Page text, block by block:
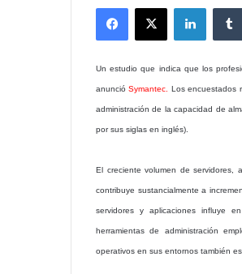
Facebook
X
Un estudio que indica que los
anuncióSymantec. Los encuestados
administración de la capacidad de
por sus siglas en inglés).
El creciente volumen de servidores,
contribuye sustancialmente a
servidores y aplicaciones influye
herramientas de administración
operativos en sus entornos también